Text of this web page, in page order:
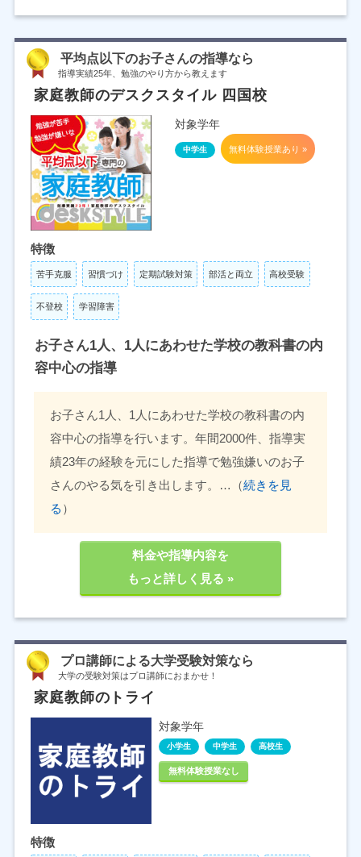
平均点以下のお子さんの指導なら
指導実績25年、勉強のやり方から教えます
家庭教師のデスクスタイル 四国校
対象学年
中学生 無料体験授業あり »
特徴
苦手克服 習慣づけ 定期試験対策 部活と両立 高校受験
不登校 学習障害
お子さん1人、1人にあわせた学校の教科書の内
容中心の指導
お子さん1人、1人にあわせた学校の教科書の内
容中心の指導を行います。年間2000件、指導実
績23年の経験を元にした指導で勉強嫌いのお子
さんのやる気を引き出します。…（続きを見
る ）
料金や指導内容を
もっと詳しく見る »
プロ講師による大学受験対策なら
大学の受験対策はプロ講師におまかせ！
家庭教師のトライ
対象学年
小学生 中学生 高校生
無料体験授業なし
特徴